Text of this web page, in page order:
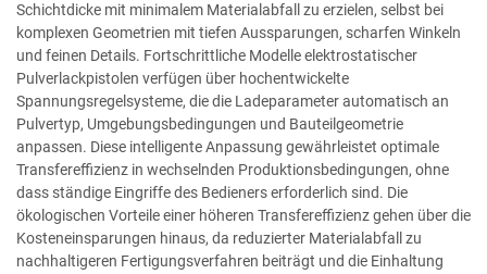
Schichtdicke mit minimalem Materialabfall zu erzielen, selbst bei
komplexen Geometrien mit tiefen Aussparungen, scharfen Winkeln
und feinen Details. Fortschrittliche Modelle elektrostatischer
Pulverlackpistolen verfügen über hochentwickelte
Spannungsregelsysteme, die die Ladeparameter automatisch an
Pulvertyp, Umgebungsbedingungen und Bauteilgeometrie
anpassen. Diese intelligente Anpassung gewährleistet optimale
Transfereffizienz in wechselnden Produktionsbedingungen, ohne
dass ständige Eingriffe des Bedieners erforderlich sind. Die
ökologischen Vorteile einer höheren Transfereffizienz gehen über die
Kosteneinsparungen hinaus, da reduzierter Materialabfall zu
nachhaltigeren Fertigungsverfahren beiträgt und die Einhaltung